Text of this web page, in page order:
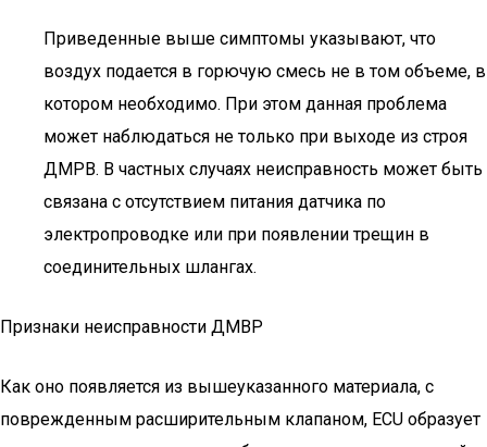
Приведенные выше симптомы указывают, что
воздух подается в горючую смесь не в том объеме, в
котором необходимо. При этом данная проблема
может наблюдаться не только при выходе из строя
ДМРВ. В частных случаях неисправность может быть
связана с отсутствием питания датчика по
электропроводке или при появлении трещин в
соединительных шлангах.
Признаки неисправности ДМВР
Как оно появляется из вышеуказанного материала, с
поврежденным расширительным клапаном, ECU образует